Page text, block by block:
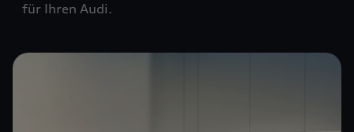
für Ihren Audi.